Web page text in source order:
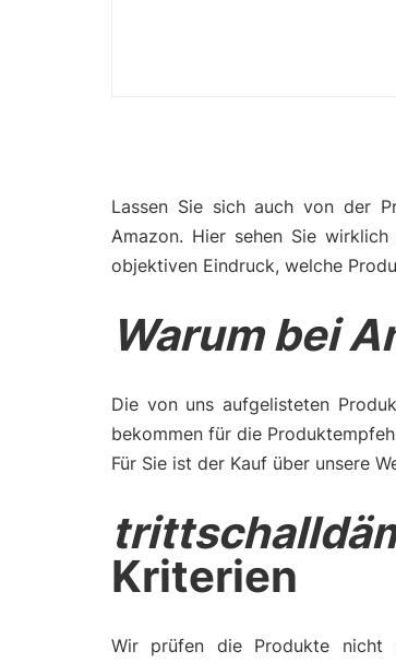
Lassen Sie sich auch von der
Amazon. Hier sehen Sie
objektiven Eindruck, welche
Warum bei
Die von uns aufgelisteten
bekommen für die
Für Sie ist der Kauf über unsere
Kriterien
Wir prüfen die Produkte nicht